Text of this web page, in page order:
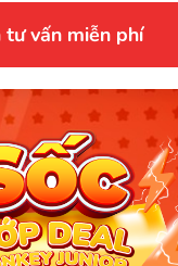
tư vấn miễn phí
ích về từ
. Monkey
viết này, và
word forms của
Chia sẻ ngay